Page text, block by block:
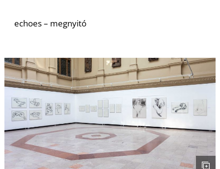
echoes – megnyitó